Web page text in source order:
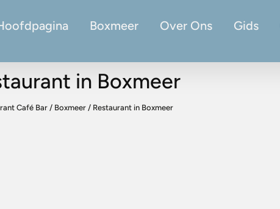
Boxmeer Over Ons Gids
in Boxmeer
Café Bar / Boxmeer / Restaurant in Boxmeer